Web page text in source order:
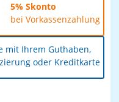
5% Skonto
bei Vorkassenzahlung
mit Ihrem Guthaben,
oder Kreditkarte